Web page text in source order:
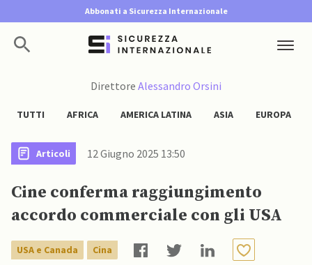
Abbonati a Sicurezza Internazionale
Direttore Alessandro Orsini
TUTTI AFRICA AMERICA LATINA ASIA EUROPA
Articoli 12 Giugno 2025 13:50
Cine conferma raggiungimento
accordo commerciale con gli USA
USA e Canada Cina